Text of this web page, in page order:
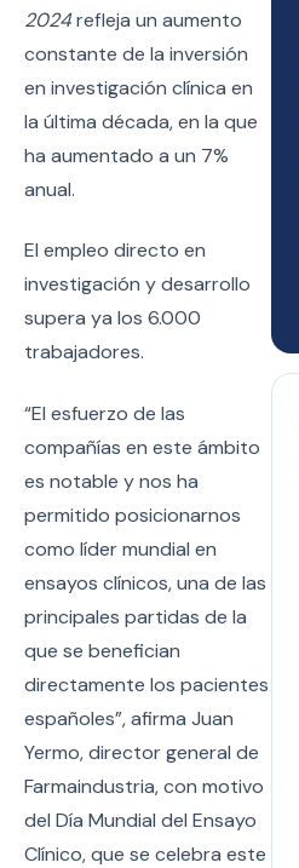
2024refleja un aumento
constante de la inversión
en investigación clínica en
la última década, en la que
ha aumentado a un 7%
anual.
El empleo directo en
investigación y desarrollo
supera ya los 6.000
trabajadores.
“El esfuerzo de las
compañías en este ámbito
es notable y nos ha
permitido posicionarnos
como líder mundial en
ensayos clínicos, una de las
principales partidas de la
que se benefician
directamente los pacientes
españoles”, afirma Juan
Yermo, director general de
Farmaindustria, con motivo
del Día Mundial del Ensayo
Clínico, que se celebra este